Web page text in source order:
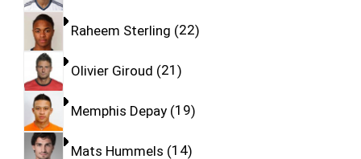
Raheem Sterling 22
Olivier Giroud 21
Memphis Depay 19
Mats Hummels 14